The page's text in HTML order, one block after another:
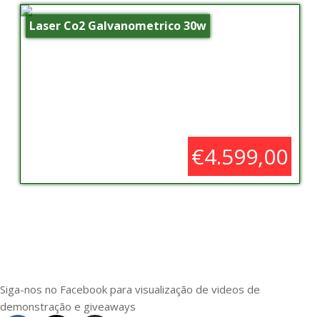
Laser Co2 Galvanometrico 30w
€4.599,00
Siga-nos no Facebook para visualização de videos de
demonstração e giveaways